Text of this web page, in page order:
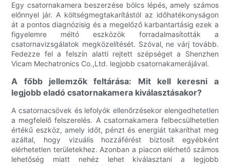
Egy csatornakamera beszerzése bölcs lépés, amely számos
előnnyel jár. A költségmegtakarítástól az időhatékonyságon
át a pontos diagnózisig és a megelőző karbantartásig ezek a
figyelemre méltó eszközök forradalmasították a
csatornavizsgálatok megközelítését. Szóval, ne várj tovább.
Fedezze fel a felszín alatti rejtett szépséget a Shenzhen
Vicam Mechatronics Co.,Ltd. legjobb csatornakamerájával.
A főbb jellemzők feltárása: Mit kell keresni a
legjobb eladó csatornakamera kiválasztásakor?
A csatornacsövek és lefolyók ellenőrzésekor elengedhetetlen
a megfelelő felszerelés. A csatornakamera felbecsülhetetlen
értékű eszköz, amely időt, pénzt és energiát takaríthat meg
azáltal, hogy vizuális hozzáférést biztosít egyébként
elérhetetlen területekhez. Azonban a piacon elérhető számos
lehetőség miatt nehéz lehet kiválasztani a legjobb